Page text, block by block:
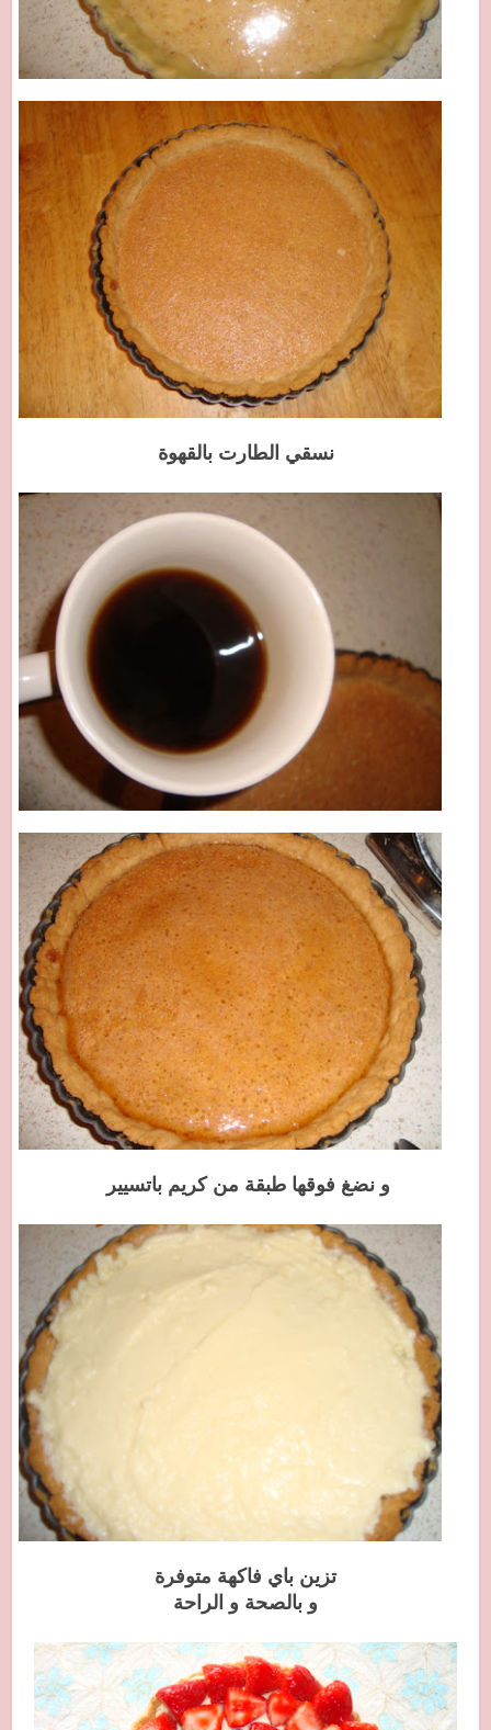
نسقي الطارت بالقهوة
و نضغ فوقها طبقة من كريم باتسيير
تزين باي فاكهة متوفرة
و بالصحة و الراحة